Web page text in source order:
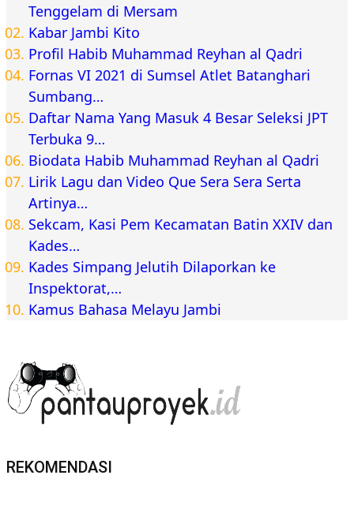
Tenggelam di Mersam
Kabar Jambi Kito
Profil Habib Muhammad Reyhan al Qadri
Fornas VI 2021 di Sumsel Atlet Batanghari
Sumbang…
Daftar Nama Yang Masuk 4 Besar Seleksi JPT
Terbuka 9…
Biodata Habib Muhammad Reyhan al Qadri
Lirik Lagu dan Video Que Sera Sera Serta
Artinya…
Sekcam, Kasi Pem Kecamatan Batin XXIV dan
Kades…
Kades Simpang Jelutih Dilaporkan ke
Inspektorat,…
Kamus Bahasa Melayu Jambi
REKOMENDASI